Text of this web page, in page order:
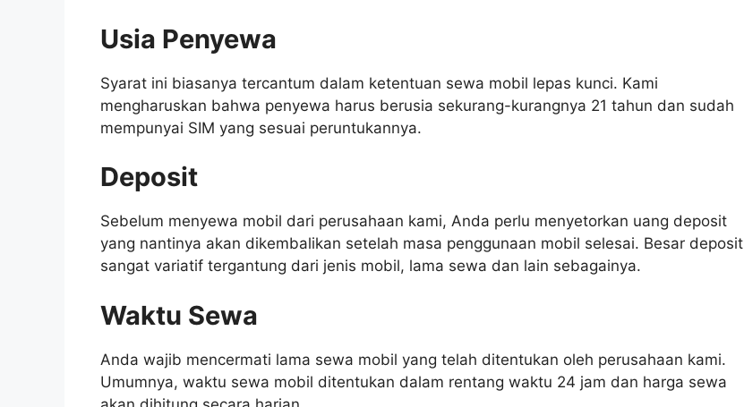
Usia Penyewa
Syarat ini biasanya tercantum dalam ketentuan sewa mobil lepas kunci. Kami
mengharuskan bahwa penyewa harus berusia sekurang-kurangnya 21 tahun dan sudah
mempunyai SIM yang sesuai peruntukannya.
Deposit
Sebelum menyewa mobil dari perusahaan kami, Anda perlu menyetorkan uang deposit
yang nantinya akan dikembalikan setelah masa penggunaan mobil selesai. Besar deposit
sangat variatif tergantung dari jenis mobil, lama sewa dan lain sebagainya.
Waktu Sewa
Anda wajib mencermati lama sewa mobil yang telah ditentukan oleh perusahaan kami.
Umumnya, waktu sewa mobil ditentukan dalam rentang waktu 24 jam dan harga sewa